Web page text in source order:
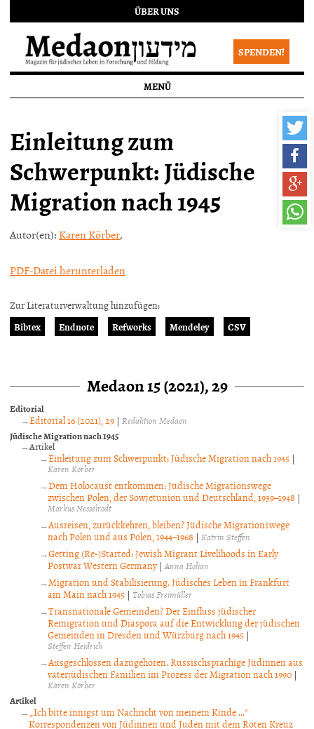
ÜBER UNS
SPENDEN!
MENÜ
Einleitung zum
Schwerpunkt: Jüdische
Migration nach 1945
Autor(en): Karen Körber,
PDF-Datei herunterladen
Zur Literaturverwaltung hinzufügen:
Bibtex
Endnote Refworks Mendeley CSV
Medaon 15 (2021), 29
Editorial
Editorial 16 (2021), 29 |Redaktion Medaon
Jüdische Migration nach 1945
Artikel
Einleitung zum Schwerpunkt: Jüdische Migration nach 1945 |
Karen Körber
Dem Holocaust entkommen: Jüdische Migrationswege
zwischen Polen, der Sowjetunion und Deutschland, 1939–1948 |
Markus Nesselrodt
Ausreisen, zurückkehren, bleiben? Jüdische Migrationswege
nach Polen und aus Polen, 1944–1968 | Katrin Steffen
Getting (Re-)Started: Jewish Migrant Livelihoods in Early
Postwar Western Germany|Anna Holian
Migration und Stabilisierung. Jüdisches Leben in Frankfurt
am Main nach 1945 | Tobias Freimüller
Transnationale Gemeinden? Der Einfluss jüdischer
Remigration und Diaspora auf die Entwicklung der jüdischen
Gemeinden in Dresden und Würzburg nach 1945 |
Steffen Heidrich
Ausgeschlossen dazugehören. Russischsprachige Jüdinnen aus
vaterjüdischen Familien im Prozess der Migration nach 1990 |
Karen Körber
Artikel
„Ich bitte innigst um Nachricht von meinem Kinde …“
Korrespondenzen von Jüdinnen und Juden mit dem Roten Kreuz